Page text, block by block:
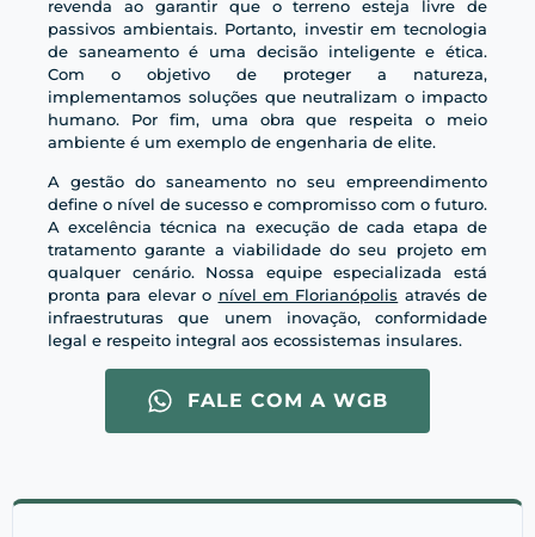
revenda ao garantir que o terreno esteja livre de
passivos ambientais. Portanto, investir em tecnologia
de saneamento é uma decisão inteligente e ética.
Com o objetivo de proteger a natureza,
implementamos soluções que neutralizam o impacto
humano. Por fim, uma obra que respeita o meio
ambiente é um exemplo de engenharia de elite.
A gestão do saneamento no seu empreendimento
define o nível de sucesso e compromisso com o futuro.
A excelência técnica na execução de cada etapa de
tratamento garante a viabilidade do seu projeto em
qualquer cenário. Nossa equipe especializada está
pronta para elevar o nível em Florianópolis através de
infraestruturas que unem inovação, conformidade
legal e respeito integral aos ecossistemas insulares.
FALE COM A WGB